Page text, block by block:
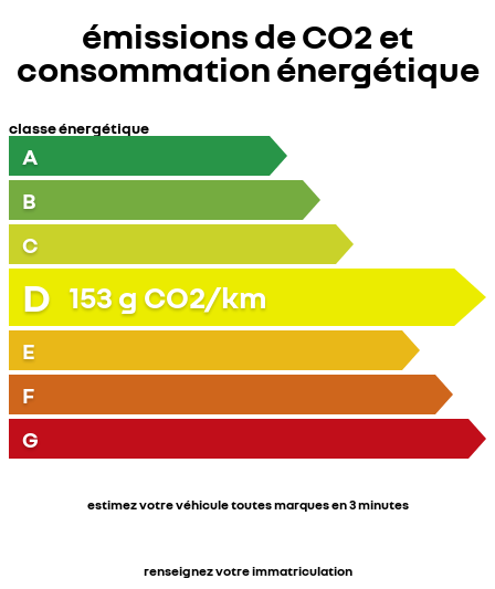
émissions de CO2 et
consommation énergétique
classe énergétique
A
B
C
D 153 g CO2/km
E
F
G
estimez votre véhicule toutes marques en 3 minutes
renseignez votre immatriculation